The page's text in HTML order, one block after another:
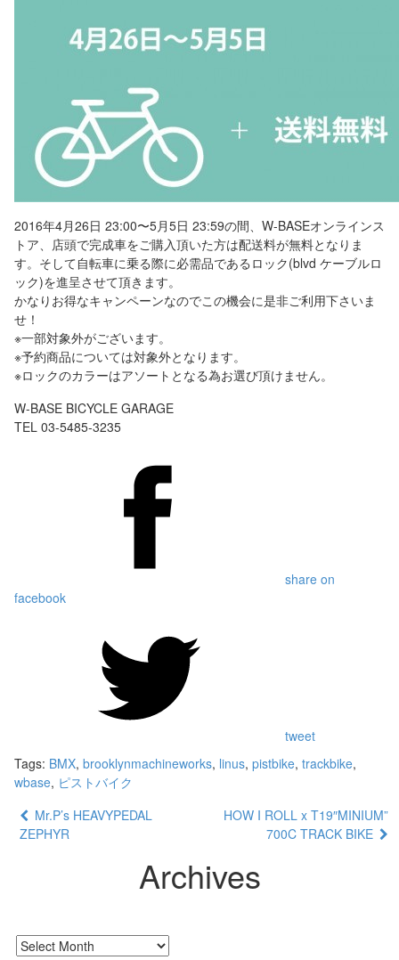
2016年4月26日 23:00〜5月5日 23:59の間、W-BASEオンラインス
トア、店頭で完成車をご購入頂いた方は配送料が無料となりま
す。そして自転車に乗る際に必需品であるロック(blvd ケーブルロ
ック)を進呈させて頂きます。
かなりお得なキャンペーンなのでこの機会に是非ご利用下さいま
せ！
※一部対象外がございます。
※予約商品については対象外となります。
※ロックのカラーはアソートとなる為お選び頂けません。
W-BASE BICYCLE GARAGE
TEL 03-5485-3235
share on
facebook
tweet
Tags: BMX, brooklynmachineworks, linus, pistbike, trackbike,
wbase, ピストバイク
Mr.P’s HEAVYPEDAL
ZEPHYR
HOW I ROLL x T19″MINIUM”
700C TRACK BIKE
Archives